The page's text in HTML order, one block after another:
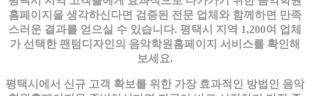
홈페이지을 생각하신다면 검증된 전문 업체와 함께하면 만족
스러운 결과를 얻으실 수 있습니다. 평택시 지역 1,200여 업체
가 선택한 팬텀디자인의 음악학원홈페이지 서비스를 확인해
보세요.
평택시에서 신규 고객 확보를 위한 가장 효과적인 방법인 음악